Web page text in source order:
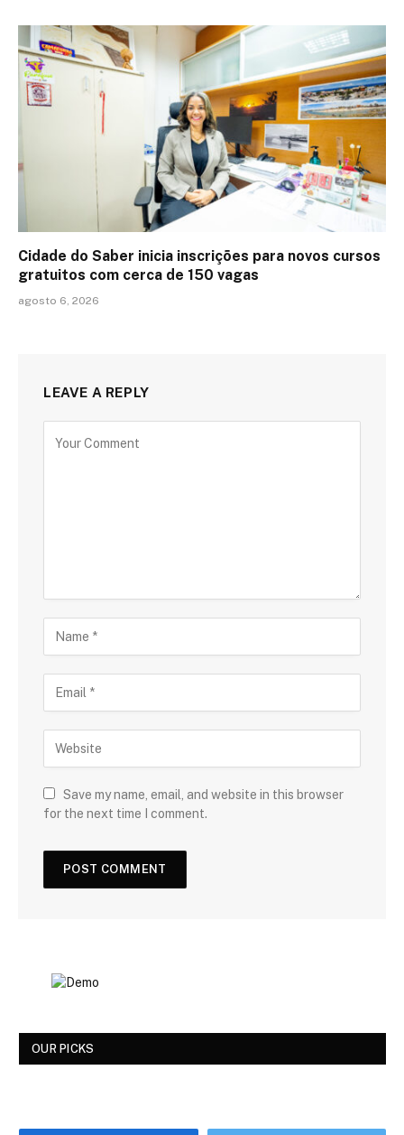
Cidade do Saber inicia inscrições para novos cursos
gratuitos com cerca de 150 vagas
agosto 6, 2026
LEAVE A REPLY
Save my name, email, and website in this browser
for the next time I comment.
OUR PICKS